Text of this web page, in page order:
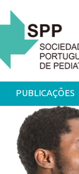
PUBLICAÇÕES